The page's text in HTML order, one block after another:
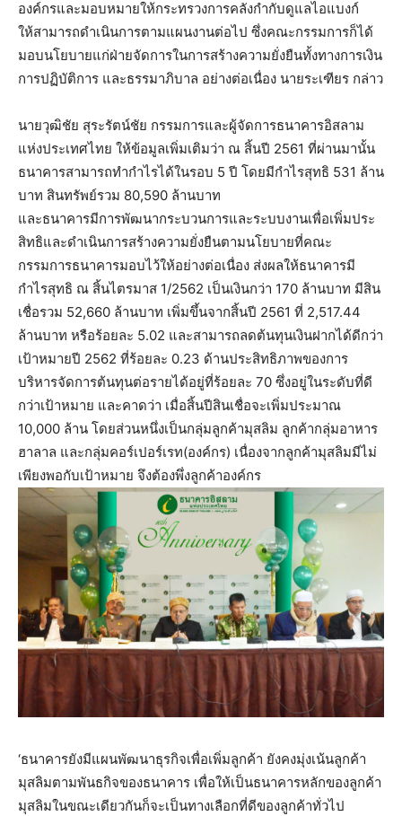
องค์กรและมอบหมายให้กระทรวงการคลังกำกับดูแลไอแบงก์
ให้สามารถดำเนินการตามแผนงานต่อไป ซึ่งคณะกรรมการก็ได้
มอบนโยบายแก่ฝ่ายจัดการในการสร้างความยั่งยืนทั้งทางการเงิน
การปฏิบัติการ และธรรมาภิบาล อย่างต่อเนื่อง นายระเฑียร กล่าว
นายวุฒิชัย สุระรัตน์ชัย กรรมการและผู้จัดการธนาคารอิสลาม
แห่งประเทศไทย ให้ข้อมูลเพิ่มเติมว่า ณ สิ้นปี 2561 ที่ผ่านมานั้น
ธนาคารสามารถทำกำไรได้ในรอบ 5 ปี โดยมีกำไรสุทธิ 531 ล้าน
บาท สินทรัพย์รวม 80,590 ล้านบาท
และธนาคารมีการพัฒนากระบวนการและระบบงานเพื่อเพิ่มประ
สิทธิและดำเนินการสร้างความยั่งยืนตามนโยบายที่คณะ
กรรมการธนาคารมอบไว้ให้อย่างต่อเนื่อง ส่งผลให้ธนาคารมี
กำไรสุทธิ ณ สิ้นไตรมาส 1/2562 เป็นเงินกว่า 170 ล้านบาท มีสิน
เชื่อรวม 52,660 ล้านบาท เพิ่มขึ้นจากสิ้นปี 2561 ที่ 2,517.44
ล้านบาท หรือร้อยละ 5.02 และสามารถลดต้นทุนเงินฝากได้ดีกว่า
เป้าหมายปี 2562 ที่ร้อยละ 0.23 ด้านประสิทธิภาพของการ
บริหารจัดการต้นทุนต่อรายได้อยู่ที่ร้อยละ 70 ซึ่งอยู่ในระดับที่ดี
กว่าเป้าหมาย และคาดว่า เมื่อสิ้นปีสินเชื่อจะเพิ่มประมาณ
10,000 ล้าน โดยส่วนหนึ่งเป็นกลุ่มลูกค้ามุสลิม ลูกค้ากลุ่มอาหาร
ฮาลาล และกลุ่มคอร์เปอร์เรท(องค์กร) เนื่องจากลูกค้ามุสลิมมีไม่
เพียงพอกับเป้าหมาย จึงต้องพึ่งลูกค้าองค์กร
‘ธนาคารยังมีแผนพัฒนาธุรกิจเพื่อเพิ่มลูกค้า ยังคงมุ่งเน้นลูกค้า
มุสลิมตามพันธกิจของธนาคาร เพื่อให้เป็นธนาคารหลักของลูกค้า
มุสลิมในขณะเดียวกันก็จะเป็นทางเลือกที่ดีของลูกค้าทั่วไป